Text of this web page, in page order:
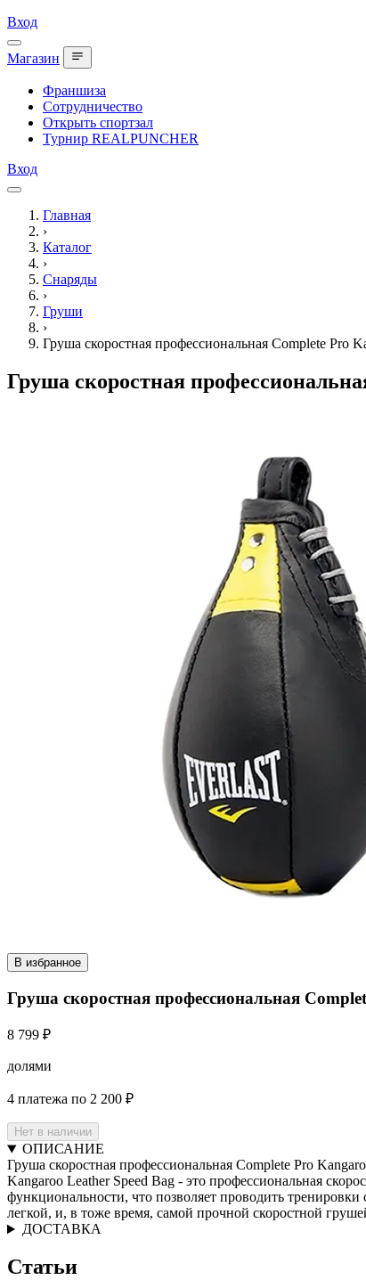
Вход
Магазин
Франшиза
Сотрудничество
Открыть спортзал
Турнир REALPUNCHER
Вход
Главная
›
Каталог
›
Снаряды
›
Груши
›
Груша скоростная профессиональная Complete Pro
Груша скоростная
В избранное
Груша скоростная профессиональная
8 799 ₽
долями
4 платежа по 2 200 ₽
Нет в наличии
ОПИСАНИЕ
Груша скоростная профессиональная Complete Pro
Kangaroo Leather Speed Bag - это профессиональная
функциональности, что позволяет проводить
легкой, и, в тоже время, самой прочной скоростной
ДОСТАВКА
Статьи